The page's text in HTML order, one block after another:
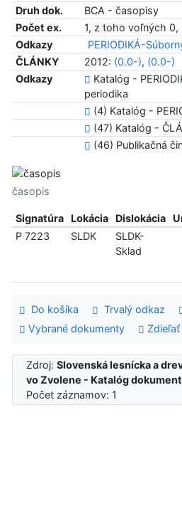
Druh dok.
BCA - časopisy
Počet ex.
1, z toho voľných 0,
Odkazy
PERIODIKÁ-
ČLÁNKY
2012: (0.0-), (0.0-)
Odkazy
Katalóg -
periodika
(4) Katalóg -
(47) Katalóg -
(46) Publikačná
časopis
Signatúra Lokácia Dislokácia
P 7223
SLDK
SLDK-
Sklad
Do košíka Trvalý odkaz
Vybrané dokumenty
Zdieľať
Zdroj:Slovenská lesnícka a
vo Zvolene - Katalóg
Počet záznamov: 1